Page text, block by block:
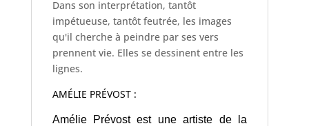
Dans son interprétation, tantôt
impétueuse, tantôt feutrée, les images
qu'il cherche à peindre par ses vers
prennent vie. Elles se dessinent entre les
lignes.
AMÉLIE PRÉVOST :
Amélie Prévost est une artiste de la